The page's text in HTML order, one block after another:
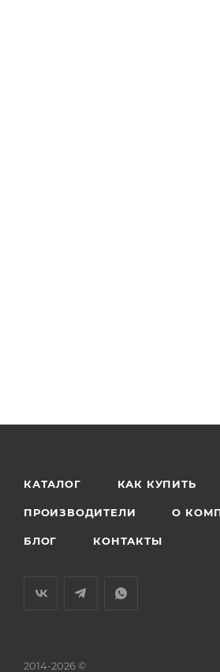
КАТАЛОГ КАК КУПИТЬ
ПРОИЗВОДИТЕЛИ О
БЛОГ КОНТАКТЫ
2014-2026 ©